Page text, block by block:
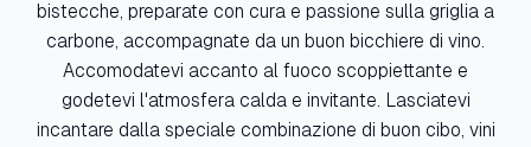
bistecche, preparate con cura e passione sulla griglia a
carbone, accompagnate da un buon bicchiere di vino.
Accomodatevi accanto al fuoco scoppiettante e
godetevi l'atmosfera calda e invitante. Lasciatevi
incantare dalla speciale combinazione di buon cibo, vini